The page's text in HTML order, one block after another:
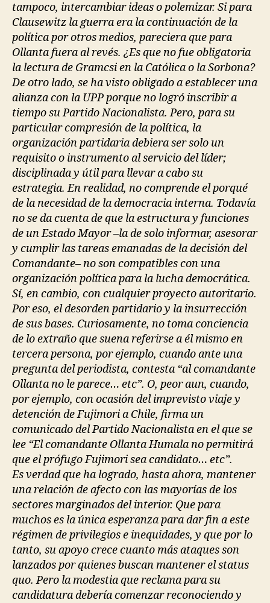
tampoco, intercambiar ideas o polemizar. Si para
Clausewitz la guerra era la continuación de la
política por otros medios, pareciera que para
Ollanta fuera al revés. ¿Es que no fue obligatoria
la lectura de Gramcsi en la Católica o la Sorbona?
De otro lado, se ha visto obligado a establecer una
alianza con la UPP porque no logró inscribir a
tiempo su Partido Nacionalista. Pero, para su
particular compresión de la política, la
organización partidaria debiera ser solo un
requisito o instrumento al servicio del líder;
disciplinada y útil para llevar a cabo su
estrategia. En realidad, no comprende el porqué
de la necesidad de la democracia interna. Todavía
no se da cuenta de que la estructura y funciones
de un Estado Mayor –la de solo informar, asesorar
y cumplir las tareas emanadas de la decisión del
Comandante– no son compatibles con una
organización política para la lucha democrática.
Sí, en cambio, con cualquier proyecto autoritario.
Por eso, el desorden partidario y la insurrección
de sus bases. Curiosamente, no toma conciencia
de lo extraño que suena referirse a él mismo en
tercera persona, por ejemplo, cuando ante una
pregunta del periodista, contesta “al comandante
Ollanta no le parece… etc”. O, peor aun, cuando,
por ejemplo, con ocasión del imprevisto viaje y
detención de Fujimori a Chile, firma un
comunicado del Partido Nacionalista en el que se
lee “El comandante Ollanta Humala no permitirá
que el prófugo Fujimori sea candidato… etc”.
Es verdad que ha logrado, hasta ahora, mantener
una relación de afecto con las mayorías de los
sectores marginados del interior. Que para
muchos es la única esperanza para dar fin a este
régimen de privilegios e inequidades, y que por lo
tanto, su apoyo crece cuanto más ataques son
lanzados por quienes buscan mantener el status
quo. Pero la modestia que reclama para su
candidatura debería comenzar reconociendo y